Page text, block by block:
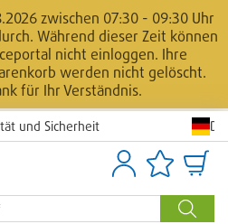
zwischen 07:30 - 09:30 Uhr
Während dieser Zeit können
nicht einloggen. Ihre
werden nicht gelöscht.
für Ihr Verständnis.
und Sicherheit
Suche
AnmeldenArtikellisten